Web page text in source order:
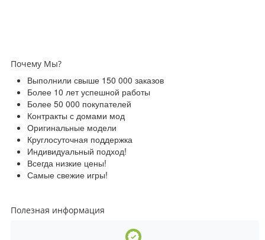
Почему Мы?
Выполнили свыше 150 000 заказов
Более 10 лет успешной работы
Более 50 000 покупателей
Контракты с домами мод
Оригинальные модели
Круглосуточная поддержка
Индивидуальный подход!
Всегда низкие цены!
Самые свежие игры!
Полезная информация